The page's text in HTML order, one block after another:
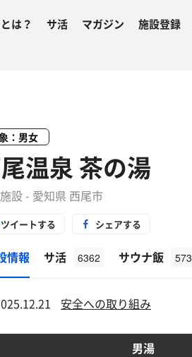
は？ サ活 マガジン 施設登録
：男女
温泉 茶の湯
設 - 愛知県 西尾市
ツイートする シェアする
情報 サ活 6362 サウナ飯 573
安全への取り組み
男湯